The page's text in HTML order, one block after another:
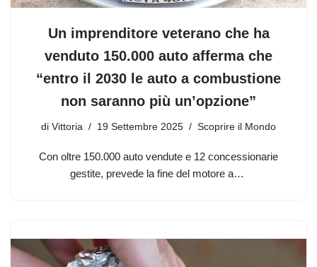
Un imprenditore veterano che ha
venduto 150.000 auto afferma che
“entro il 2030 le auto a combustione
non saranno più un’opzione”
di Vittoria 19 Settembre 2025 Scoprire il Mondo
Con oltre 150.000 auto vendute e 12 concessionarie
gestite, prevede la fine del motore a…